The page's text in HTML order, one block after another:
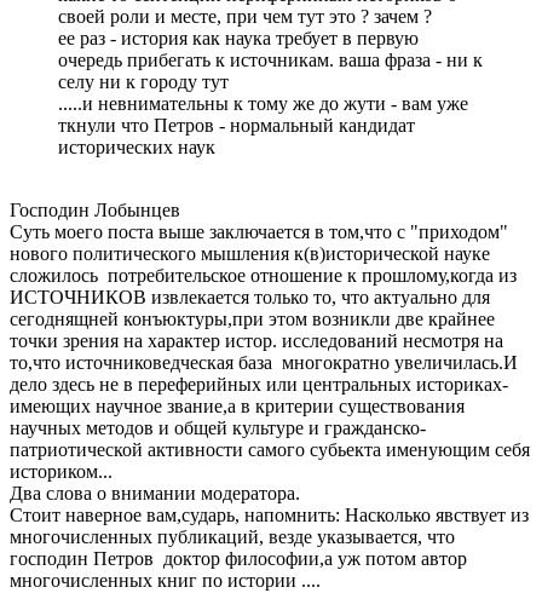
своей роли и месте, при чем тут это ? зачем ?
ее раз - история как наука требует в первую
очередь прибегать к источникам. ваша фраза - ни к
селу ни к городу тут
.....и невнимательны к тому же до жути - вам уже
ткнули что Петров - нормальный кандидат
исторических наук
Господин Лобынцев
Суть моего поста выше заключается в том,что с "приходом"
нового политического мышления к(в)исторической науке
сложилось потребительское отношение к прошлому,когда из
ИСТОЧНИКОВ извлекается только то, что актуально для
сегоднящней конъюктуры,при этом возникли две крайнее
точки зрения на характер истор. исследований несмотря на
то,что источниковедческая база многократно увеличилась.И
дело здесь не в переферийных или центральных историках-
имеющих научное звание,а в критерии существования
научных методов и общей культуре и гражданско-
патриотической активности самого субьекта именующим себя
историком...
Два слова о внимании модератора.
Стоит наверное вам,сударь, напомнить: Насколько явствует из
многочисленных публикаций, везде указывается, что
господин Петров доктор философии,а уж потом автор
многочисленных книг по истории ....